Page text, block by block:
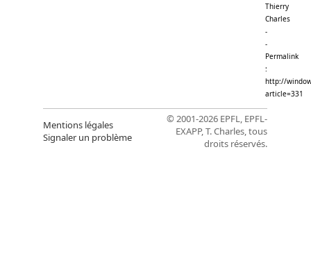
Thierry
Charles
-
-
Permalink
:
http://
article=331
Mentions légales
Signaler un problème
© 2001-2026 EPFL, EPFL-
EXAPP, T. Charles, tous
droits réservés.